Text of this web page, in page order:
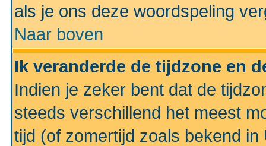
als je ons deze woordspeling
Naar boven
Ik veranderde de tijdzone en
Indien je zeker bent dat de
steeds verschillend het meest
tijd (of zomertijd zoals bekend